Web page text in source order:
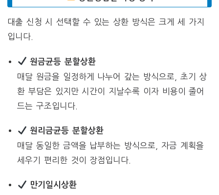
대출 신청 시 선택할 수 있는 상환 방식은 크게 세 가지
입니다.
원금균등 분할상환
매달 원금을 일정하게 나누어 갚는 방식으로, 초기 상
환 부담은 있지만 시간이 지날수록 이자 비용이 줄어
드는 구조입니다.
원리금균등 분할상환
매달 동일한 금액을 납부하는 방식으로, 자금 계획을
세우기 편리한 것이 장점입니다.
만기일시상환